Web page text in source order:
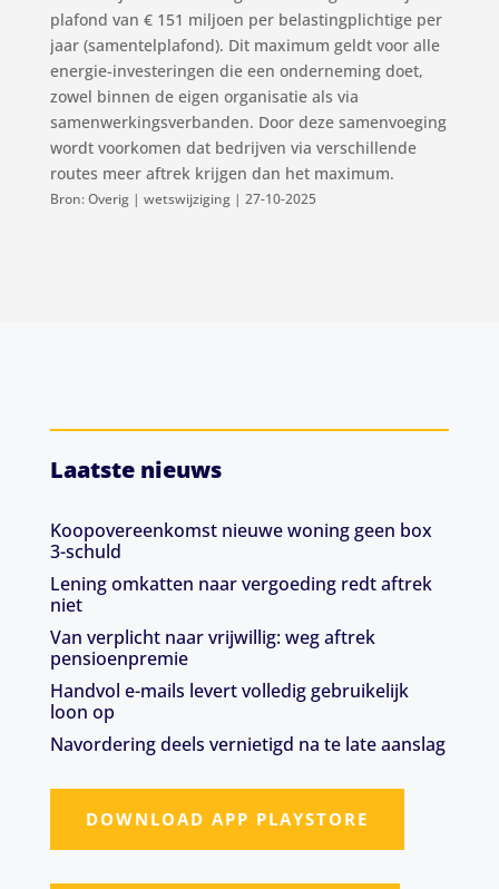
plafond van € 151 miljoen per belastingplichtige per
jaar (samentelplafond). Dit maximum geldt voor alle
energie-investeringen die een onderneming doet,
zowel binnen de eigen organisatie als via
samenwerkingsverbanden. Door deze samenvoeging
wordt voorkomen dat bedrijven via verschillende
routes meer aftrek krijgen dan het maximum.
Bron: Overig | wetswijziging | 27-10-2025
Laatste nieuws
Koopovereenkomst nieuwe woning geen box
3-schuld
Lening omkatten naar vergoeding redt aftrek
niet
Van verplicht naar vrijwillig: weg aftrek
pensioenpremie
Handvol e-mails levert volledig gebruikelijk
loon op
Navordering deels vernietigd na te late aanslag
DOWNLOAD APP PLAYSTORE